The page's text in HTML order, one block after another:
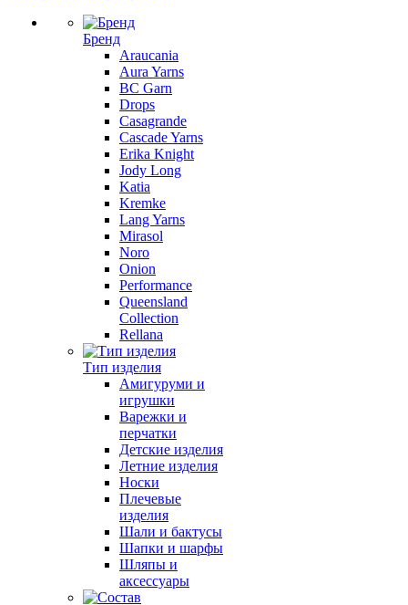
Бренд
Araucania
Aura Yarns
BC Garn
Drops
Casagrande
Cascade Yarns
Erika Knight
Jody Long
Katia
Kremke
Lang Yarns
Mirasol
Noro
Onion
Performance
Queensland
Collection
Rellana
Тип изделия
Амигуруми и
игрушки
Варежки и
перчатки
Детские изделия
Летние изделия
Носки
Плечевые
изделия
Шали и бактусы
Шапки и шарфы
Шляпы и
аксессуары